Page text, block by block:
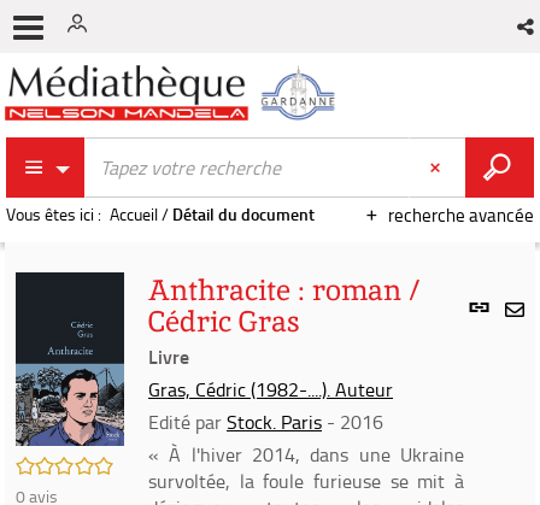
recherche avancée
Vous êtes ici : Accueil/ Détail du document
Lien
/5
0avis
Anthracite : roman /
Cédric Gras
Livre
Gras, Cédric (1982-....). Auteur
Edité parStock. Paris - 2016
« À l'hiver 2014, dans une Ukraine
survoltée, la foule furieuse se mit à